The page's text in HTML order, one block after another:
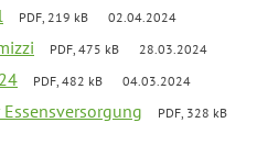
PDF, 219 kB 02.04.2024
PDF, 475 kB 28.03.2024
PDF, 482 kB 04.03.2024
PDF, 328 kB